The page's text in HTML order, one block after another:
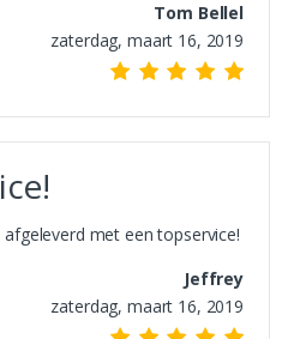
Tom Bellel
zaterdag, maart 16, 2019
met een topservice!
Jeffrey
zaterdag, maart 16, 2019